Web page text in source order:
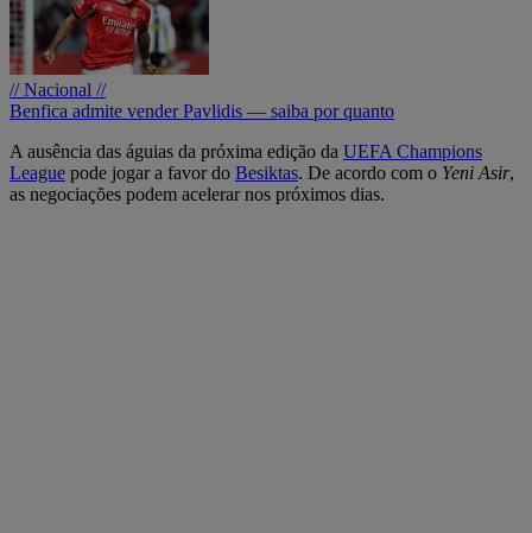
// Nacional //
Benfica admite vender Pavlidis — saiba por quanto
A ausência das águias da próxima edição da UEFA Champions
League pode jogar a favor do Besiktas. De acordo com o Yeni Asir,
as negociações podem acelerar nos próximos dias.